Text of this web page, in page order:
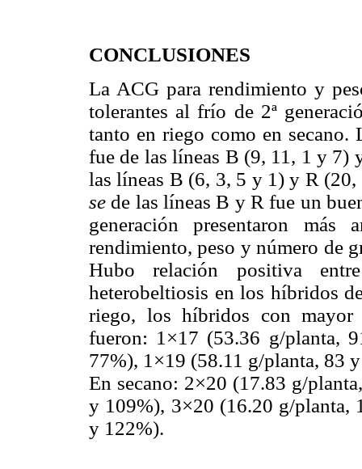
CONCLUSIONES
La ACG para rendimiento y
tolerantes al frío de 2ª
tanto en riego como en
fue de las líneas B (9, 11, 1 y 7)
las líneas B (6, 3, 5 y 1) y R
se de las líneas B y R fue un
generación presentaron más
rendimiento, peso y número de
Hubo relación positiva
heterobeltiosis en los híbridos
riego, los híbridos con mayor
fueron: 1×17 (53.36 g/planta,
77%), 1×19 (58.11 g/planta, 83
En secano: 2×20 (17.83 g/
y 109%), 3×20 (16.20 g/planta,
y 122%).